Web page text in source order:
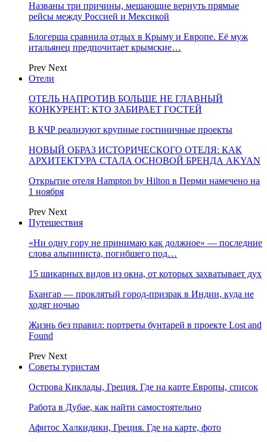
Названы три причины, мешающие вернуть прямые
рейсы между Россией и Мексикой
Блогерша сравнила отдых в Крыму и Европе. Её муж
итальянец предпочитает крымские…
Prev Next
Отели
ОТЕЛЬ НАПРОТИВ БОЛЬШЕ НЕ ГЛАВНЫЙ
КОНКУРЕНТ: КТО ЗАБИРАЕТ ГОСТЕЙ
В КЧР реализуют крупные гостиничные проекты
НОВЫЙ ОБРАЗ ИСТОРИЧЕСКОГО ОТЕЛЯ: КАК
АРХИТЕКТУРА СТАЛА ОСНОВОЙ БРЕНДА AKYAN
Открытие отеля Hampton by Hilton в Перми намечено на
1 ноября
Prev Next
Путешествия
«Ни одну гору не принимаю как должное» — последние
слова альпиниста, погибшего под…
15 шикарных видов из окна, от которых захватывает дух
Бхангар — проклятый город-призрак в Индии, куда не
ходят ночью
Жизнь без правил: портреты бунтарей в проекте Lost and
Found
Prev Next
Советы туристам
Острова Киклады, Греция. Где на карте Европы, список
Работа в Дубае, как найти самостоятельно
Афитос Халкидики, Греция. Где на карте, фото